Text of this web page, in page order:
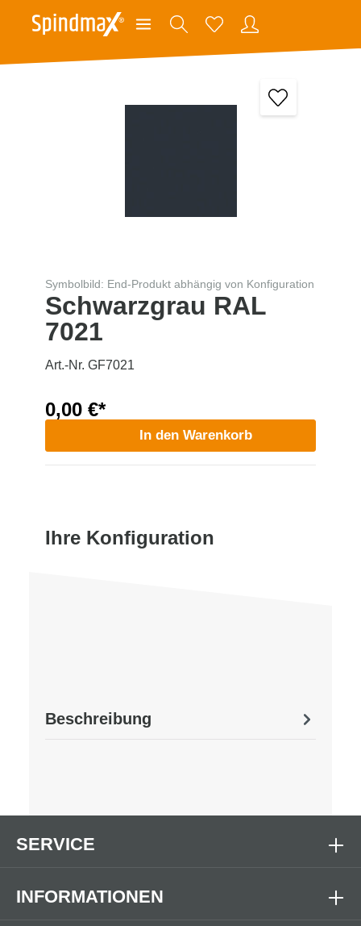
Symbolbild: End-Produkt abhängig von Konfiguration
Schwarzgrau RAL
7021
Art.-Nr. GF7021
0,00 €*
In den Warenkorb
Ihre Konfiguration
Beschreibung
SERVICE
INFORMATIONEN